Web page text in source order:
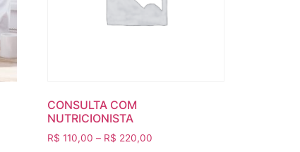
CONSULTA COM
NUTRICIONISTA
R$ 110,00 – R$ 220,00